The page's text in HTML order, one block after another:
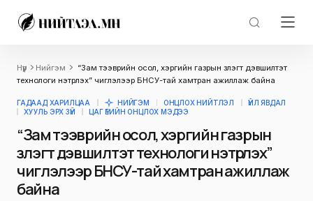
Нүүр Нийгэм
“Зам тээврийн осол, хэргийн газрын үзлэгт дэвшилтэт
технологи нэтрүүлэх” чиглэлээр БНСУ-тай хамтран ажиллаж байна
ГАДААД ХАРИЛЦАА НИЙГЭМ ОНЦЛОХ НИЙТЛЭЛ
ҮЙЛ ЯВДАЛ
ХУУЛЬ ЭРХ ЗҮЙ
ЦАГ ҮЕИЙН ОНЦЛОХ МЭДЭЭ
“Зам тээврийн осол, хэргийн газрын
үзлэгт дэвшилтэт технологи нэтрүүлэх”
чиглэлээр БНСУ-тай хамтран ажиллаж
байна